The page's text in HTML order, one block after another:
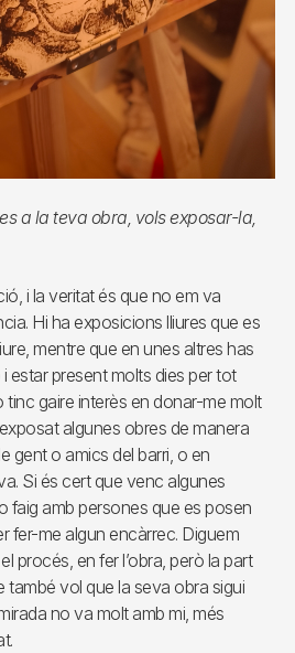
a la teva obra, vols exposar-la,
i la veritat és que no em va
Hi ha exposicions lliures que es
mentre que en unes altres has
estar present molts dies per tot
tinc gaire interès en donar-me molt
algunes obres de manera
gent o amics del barri, o en
Si és cert que venc algunes
faig amb persones que es posen
fer-me algun encàrrec. Diguem
procés, en fer l’obra, però la part
també vol que la seva obra sigui
no va molt amb mi, més